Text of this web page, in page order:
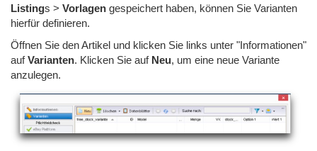
Listings > Vorlagen gespeichert haben, können Sie Varianten
hierfür definieren.
Öffnen Sie den Artikel und klicken Sie links unter "Informationen"
aufVarianten. Klicken Sie auf Neu, um eine neue Variante
anzulegen.